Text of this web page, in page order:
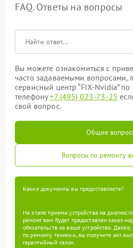
FAQ. Ответы на вопросы
Вы можете ознакомиться с
часто задаваемыми вопросами,
сервисный центр “FIX-Nvidia”
телефону+7 (495) 023-73-25
свой вопрос.
Общие
Вопросы по ремонту
Какие документы вы предоставляете?
На этапе приема устройства на
ремонт вам будет предоставлен заказ-
обязательств на ваше устройство.
по ремонту техники, вы получите акт
гарантийный талон.